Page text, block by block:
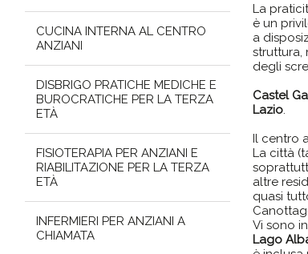
CUCINA INTERNA AL CENTRO
ANZIANI
DISBRIGO PRATICHE MEDICHE E
BUROCRATICHE PER LA TERZA
ETÀ
FISIOTERAPIA PER ANZIANI E
RIABILITAZIONE PER LA TERZA
ETÀ
INFERMIERI PER ANZIANI A
CHIAMATA
La
è un
a
struttura,
degli
Castel
Lazio.
Il centro
La città
altre
quasi
Vi sono
Lago